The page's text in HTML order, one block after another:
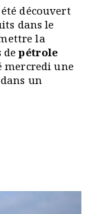
découvert
dans le
la
depétrole
mercredi une
un